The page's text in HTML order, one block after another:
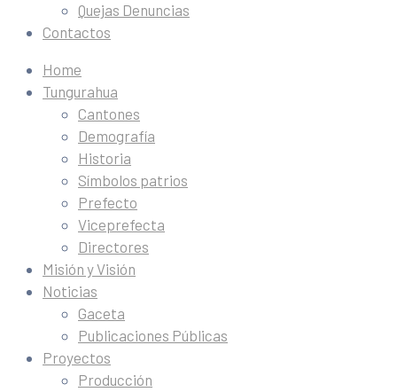
Quejas Denuncias
Contactos
Home
Tungurahua
Cantones
Demografía
Historia
Símbolos patrios
Prefecto
Viceprefecta
Directores
Misión y Visión
Noticias
Gaceta
Publicaciones Públicas
Proyectos
Producción